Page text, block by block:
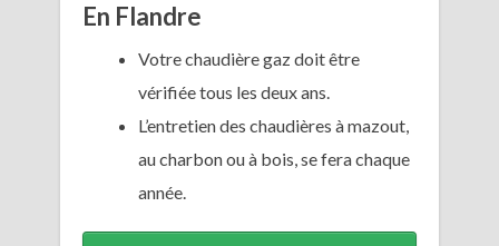
En Flandre
Votre chaudière gaz doit être
vérifiée tous les deux ans.
L’entretien des chaudières à mazout,
au charbon ou à bois, se fera chaque
année.